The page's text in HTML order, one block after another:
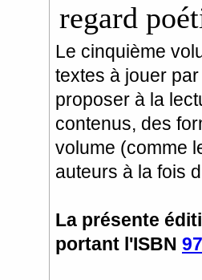
regard
Le cinquième
textes à jouer
proposer à la
contenus, des
volume (comme
auteurs à la fois
La présente
portant l'ISBN